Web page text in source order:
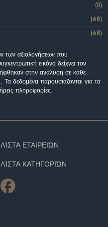
(0)
(68)
(68)
των αξιολογήσεων που
εικόνα δείχνει τον
στην ανάλυση σε κάθε
δεδομένα παρουσιάζονται για τα
πληροφορίες.
ΛΊΣΤΑ ΕΤΑΙΡΕΙΏΝ
ΛΊΣΤΑ ΚΑΤΗΓΟΡΙΏΝ